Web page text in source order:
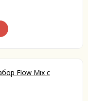
Flow Mix с